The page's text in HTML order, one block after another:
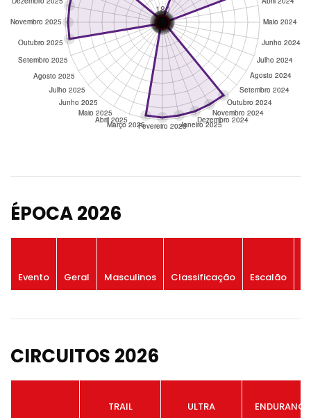
ÉPOCA 2026
Evento Geral Masculinos Classificação Escalão
CIRCUITOS 2026
TRAIL ULTRA ENDURANCE